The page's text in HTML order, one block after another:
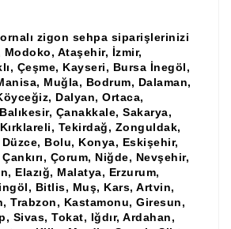
İmalatı Modelleri
Modelleri
Modelleri
Kaşıklık İmalatı, Modelleri
Modelleri
İskelet İmalatı, Modelleri
zigon sehpa siparişlerinizi
Ataşehir, İzmir,
Çeşme, Kayseri, Bursa İnegöl,
Muğla, Bodrum, Dalaman,
Dalyan, Ortaca,
Çanakkale, Sakarya,
Tekirdağ, Zonguldak,
Düzce, Bolu, Konya, Eskişehir,
Çorum, Niğde, Nevşehir,
Elazığ, Malatya, Erzurum,
Bitlis, Muş, Kars, Artvin,
Trabzon, Kastamonu, Giresun,
Sivas, Tokat, Iğdır, Ardahan,